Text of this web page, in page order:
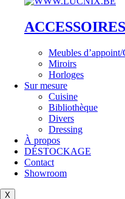
Meubles d’appoint/
Miroirs
Horloges
Sur mesure
Cuisine
Bibliothèque
Divers
Dressing
À propos
DÉSTOCKAGE
Contact
Showroom
X